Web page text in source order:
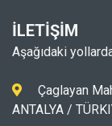
İLETİŞİM
Aşağıdaki
Çaglayan
ANTALYA /